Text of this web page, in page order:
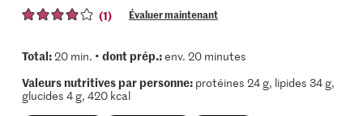
(1) Évaluer maintenant
Total:20 min. • dont prép.:env. 20 minutes
Valeurs nutritives par personne:protéines 24 g, lipides 34 g,
glucides 4 g, 420 kcal